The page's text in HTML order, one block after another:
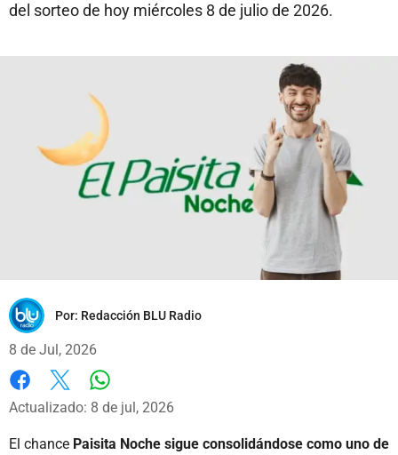
del sorteo de hoy miércoles 8 de julio de 2026.
Por: Redacción BLU Radio
8 de Jul, 2026
Facebook
X
Actualizado: 8 de jul, 2026
El chance Paisita Noche sigue consolidándose como uno de